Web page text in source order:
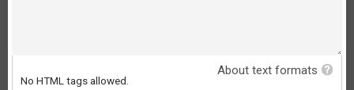
About text formats
No HTML tags allowed.